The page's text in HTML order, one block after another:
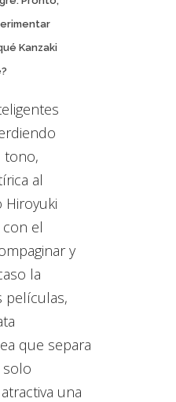
Kanzaki
tono,
al
el
y
la
películas,
que separa
solo
una